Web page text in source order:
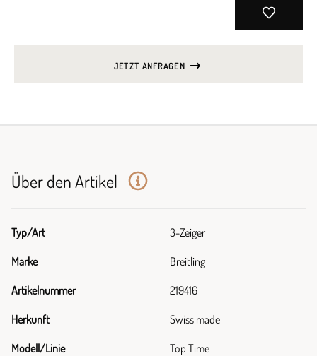
JETZT ANFRAGEN
Über den Artikel
Typ/Art 3-Zeiger
Marke Breitling
Artikelnummer 219416
Herkunft Swiss made
Modell/Linie Top Time